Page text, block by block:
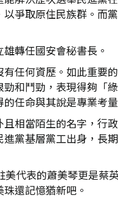
爭取原住民族群。而
轉任國安會秘書長。
任何資歷。如此重要
和鬥勁，表現得夠「
任命與其說是專業考
相當陌生的名字，行
黨基層黨工出身，長
代表的蕭美琴更是
還記憶猶新吧。